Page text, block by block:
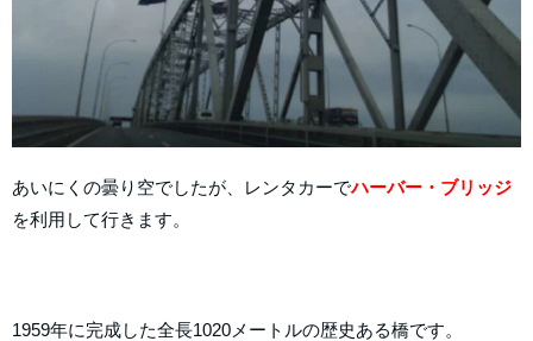
あいにくの曇り空でしたが、レンタカーでハーバー・ブリッジ
を利用して行きます。
1959年に完成した全長1020メートルの歴史ある橋です。